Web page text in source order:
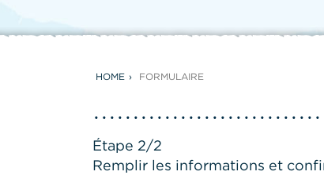
HOME FORMULAIRE
Étape 2/2
Remplir les informations et